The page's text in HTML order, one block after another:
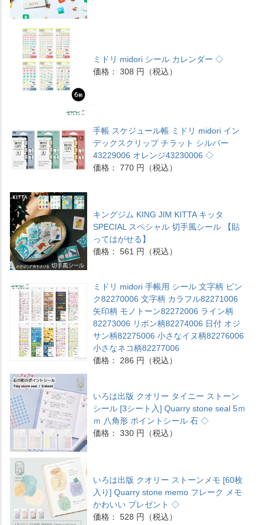
ミドリ midori シール カレンダー ◇
価格： 308 円（税込）
手帳 スケジュール帳 ミドリ midori イン
デックスクリップ チラット シルバー
43229006 オレンジ43230006 ◇
価格： 770 円（税込）
キングジム KING JIM KITTA キッタ
SPECIAL スペシャル 切手風シール 【貼
ってはがせる】
価格： 561 円（税込）
ミドリ midori 手帳用 シール 文字柄 ピン
ク82270006 文字柄 カラフル82271006
矢印柄 モノトーン82272006 ライン柄
82273006 リボン柄82274006 日付 オジ
サン柄82275006 小さなイヌ柄82276006
小さなネコ柄82277006
価格： 286 円（税込）
いろは出版 クオリー タイニー ストーン
シール [3シート入] Quarry stone seal 5ｍ
ｍ 八角形 ポイントシール 石 ◇
価格： 330 円（税込）
いろは出版 クオリー ストーンメモ [60枚
入り] Quarry stone memo フレーク メモ
かわいい プレゼント ◇
価格： 528 円（税込）